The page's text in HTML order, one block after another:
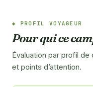
PROFIL VOYAGEUR
Pour qui ce
Évaluation par profil
et points d’attention.